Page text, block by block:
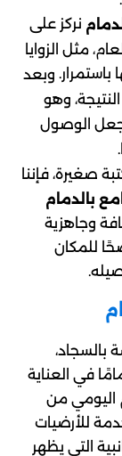
نركز على
مثل الزوايا
باستمرار. وبعد
وهو
الوصول
صغيرة، فإننا
بالدمام
وجاهزية
للمكان
في العناية
اليومي من
للأرضيات
التي يظهر